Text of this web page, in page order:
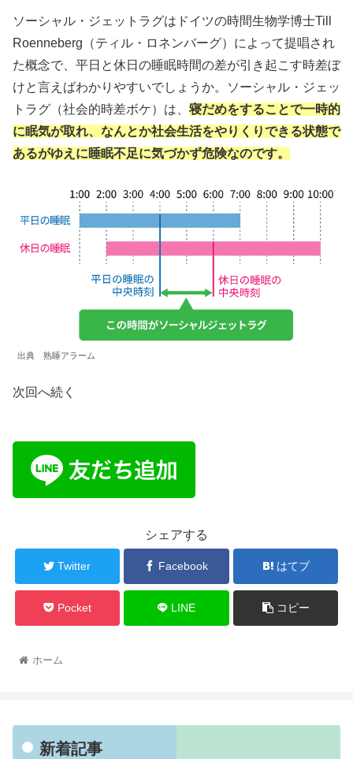
ソーシャル・ジェットラグはドイツの時間生物学博士Till
Roenneberg（ティル・ロネンバーグ）によって提唱され
た概念で、平日と休日の睡眠時間の差が引き起こす時差ぼ
けと言えばわかりやすいでしょうか。ソーシャル・ジェッ
トラグ（社会的時差ボケ）は、 寝だめをすることで一時的
に眠気が取れ、なんとか社会生活をやりくりできる状態で
あるがゆえに睡眠不足に気づかず危険なのです。
出典 熟睡アラーム
次回へ続く
シェアする
Twitter Facebook はてブ
Pocket LINE コピー
ホーム
新着記事